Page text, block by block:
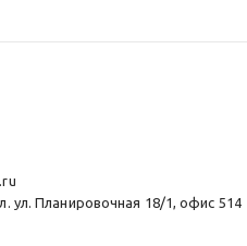
ул. Планировочная 18/1, офис 514